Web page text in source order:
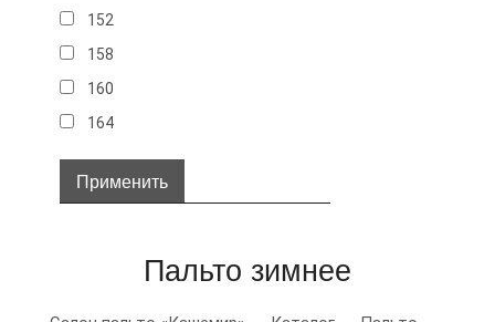
152
158
160
164
32
34
Пальто зимнее